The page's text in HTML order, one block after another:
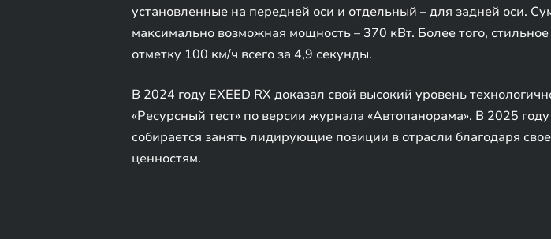
установленные на передней оси и отдельный – для задней оси.
максимально возможная мощность – 370 кВт. Более того,
отметку 100 км/ч всего за 4,9 секунды.
В 2024 году EXEED RX доказал свой высокий уровень
«Ресурсный тест» по версии журнала «Автопанорама». В 2025
собирается занять лидирующие позиции в отрасли благодаря
ценностям.